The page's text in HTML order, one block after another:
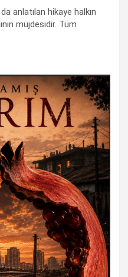
anlatılan hikaye halkın
müjdesidir. Tüm